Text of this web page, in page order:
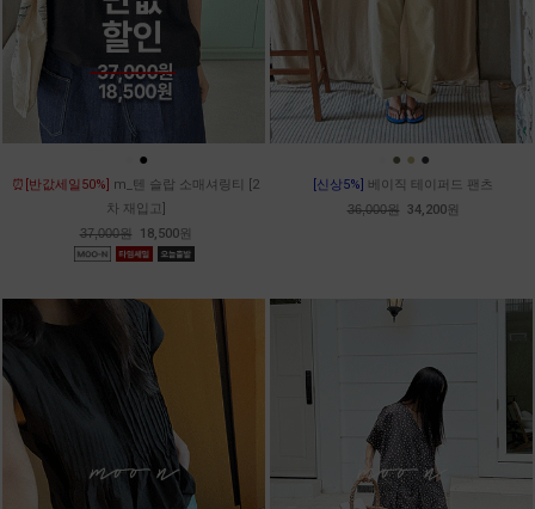
●
⏰[반값세일50%] m_텐 슬랍 소매셔링티 [2
차 재입고]
37,000원 18,500원
● ● ●
[신상5%] 베이직 테이퍼드 팬츠
36,000원 34,200원